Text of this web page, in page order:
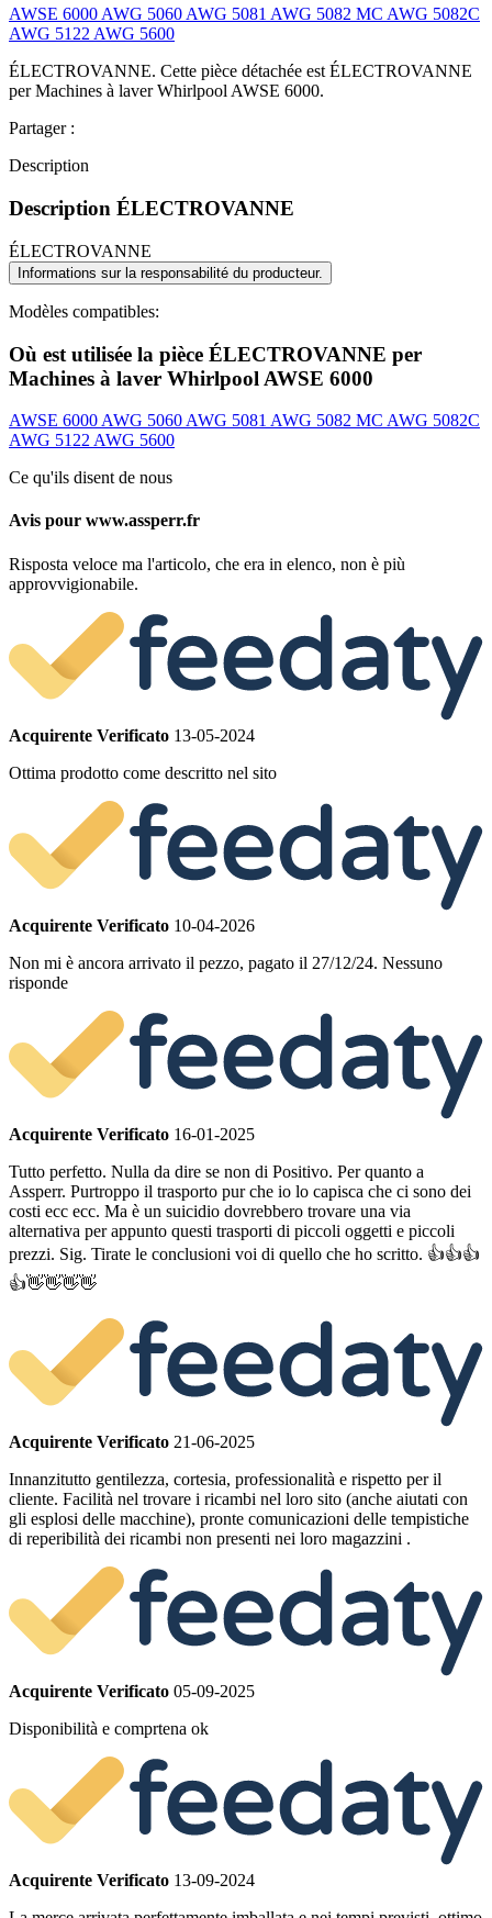
AWSE 6000 AWG 5060 AWG 5081 AWG 5082 MC AWG 5082C
AWG 5122 AWG 5600
ÉLECTROVANNE. Cette pièce détachée est ÉLECTROVANNE
per Machines à laver Whirlpool AWSE 6000.
Partager :
Description
Description ÉLECTROVANNE
ÉLECTROVANNE
Informations sur la responsabilité du producteur.
Modèles compatibles:
Où est utilisée la pièce ÉLECTROVANNE per
Machines à laver Whirlpool AWSE 6000
AWSE 6000 AWG 5060 AWG 5081 AWG 5082 MC AWG 5082C
AWG 5122 AWG 5600
Ce qu'ils disent de nous
Avis pour www.assperr.fr
Risposta veloce ma l'articolo, che era in elenco, non è più
approvvigionabile.
Acquirente Verificato 13-05-2024
Ottima prodotto come descritto nel sito
Acquirente Verificato 10-04-2026
Non mi è ancora arrivato il pezzo, pagato il 27/12/24. Nessuno
risponde
Acquirente Verificato 16-01-2025
Tutto perfetto. Nulla da dire se non di Positivo. Per quanto a
Assperr. Purtroppo il trasporto pur che io lo capisca che ci sono dei
costi ecc ecc. Ma è un suicidio dovrebbero trovare una via
alternativa per appunto questi trasporti di piccoli oggetti e piccoli
prezzi. Sig. Tirate le conclusioni voi di quello che ho scritto. 👍👍👍
👍👋👋👋👋
Acquirente Verificato 21-06-2025
Innanzitutto gentilezza, cortesia, professionalità e rispetto per il
cliente. Facilità nel trovare i ricambi nel loro sito (anche aiutati con
gli esplosi delle macchine), pronte comunicazioni delle tempistiche
di reperibilità dei ricambi non presenti nei loro magazzini .
Acquirente Verificato 05-09-2025
Disponibilità e comprtena ok
Acquirente Verificato 13-09-2024